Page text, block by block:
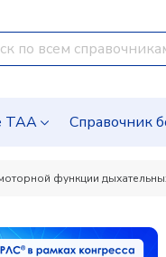
ТАА Справочник
функции